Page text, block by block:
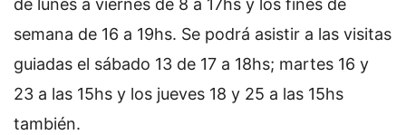
de lunes a viernes de 8 a 17hs y los fines de
semana de 16 a 19hs. Se podrá asistir a las visitas
guiadas el sábado 13 de 17 a 18hs; martes 16 y
23 a las 15hs y los jueves 18 y 25 a las 15hs
también.